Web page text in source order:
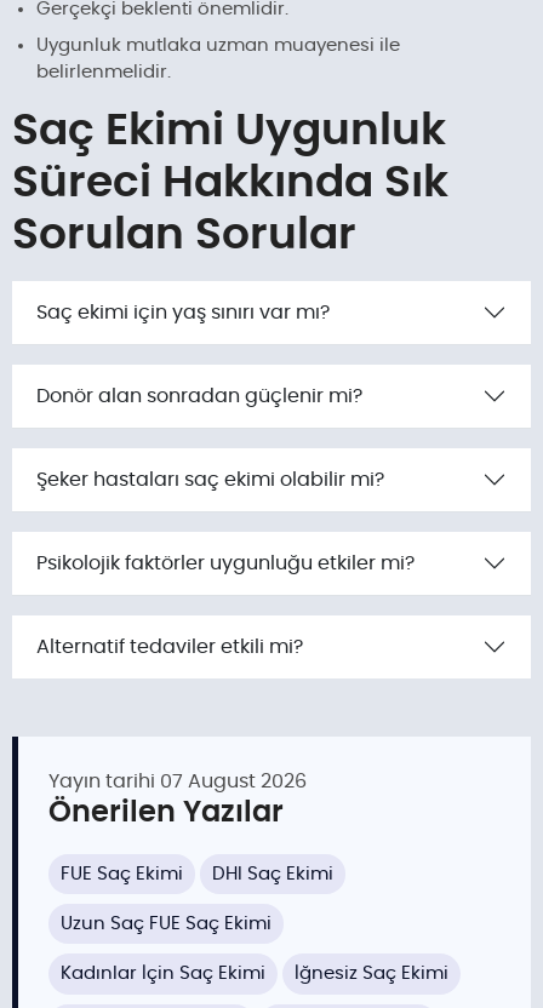
Gerçekçi beklenti önemlidir.
Uygunluk mutlaka uzman muayenesi ile
belirlenmelidir.
Saç Ekimi Uygunluk
Süreci Hakkında Sık
Sorulan Sorular
Saç ekimi için yaş sınırı var mı?
Donör alan sonradan güçlenir mi?
Şeker hastaları saç ekimi olabilir mi?
Psikolojik faktörler uygunluğu etkiler mi?
Alternatif tedaviler etkili mi?
Yayın tarihi 07 August 2026
Önerilen Yazılar
FUE Saç Ekimi DHI Saç Ekimi
Uzun Saç FUE Saç Ekimi
Kadınlar İçin Saç Ekimi İğnesiz Saç Ekimi